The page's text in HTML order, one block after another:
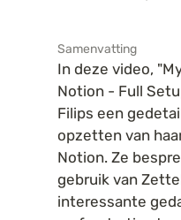
Samenvatting
In deze video,
Notion - Full
Filips een
opzetten van
Notion. Ze
gebruik van
interessante